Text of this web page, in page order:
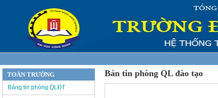
Bản tin phòng QL đào tạo
TOÀN TRƯỜNG
Bảng tin phòng QLĐT